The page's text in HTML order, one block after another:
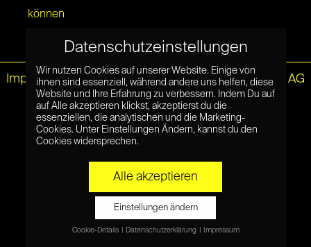
können
Impressum|Datenschutz © Netzpiloten AG
Datenschutzeinstellungen
Wir nutzen Cookies auf unserer Website. Einige von
ihnen sind essenziell, während andere uns helfen, diese
Website und Ihre Erfahrung zu verbessern. Indem Du auf
auf Alle akzeptieren klickst, akzeptierst du die
essenziellen, die analytischen und die Marketing-
Cookies. Unter Einstellungen Ändern, kannst du den
Cookies widersprechen.
Alle akzeptieren
Einstellungen ändern
Cookie-Details Datenschutzerklärung Impressum